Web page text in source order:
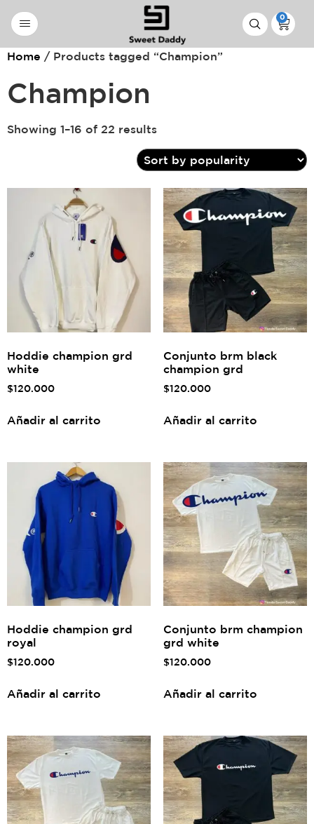
0
Home / Products tagged “Champion”
Champion
Showing 1–16 of 22 results
Hoddie champion grd
white
$120.000
Añadir al carrito
Conjunto brm black
champion grd
$120.000
Añadir al carrito
Hoddie champion grd
royal
$120.000
Añadir al carrito
Conjunto brm champion
grd white
$120.000
Añadir al carrito